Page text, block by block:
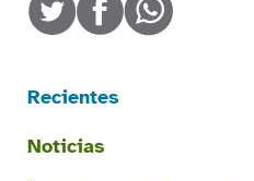
Recientes
Noticias